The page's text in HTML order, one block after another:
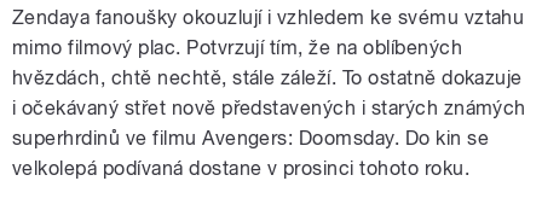
Zendaya fanoušky okouzlují i vzhledem ke svému vztahu
mimo filmový plac. Potvrzují tím, že na oblíbených
hvězdách, chtě nechtě, stále záleží. To ostatně dokazuje
i očekávaný střet nově představených i starých známých
superhrdinů ve filmu Avengers: Doomsday. Do kin se
velkolepá podívaná dostane v prosinci tohoto roku.